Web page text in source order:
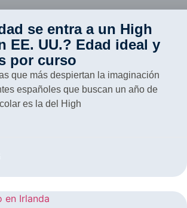
se entra a un High
EE. UU.? Edad ideal y
por curso
que más despiertan la imaginación
españoles que buscan un año de
es la del High